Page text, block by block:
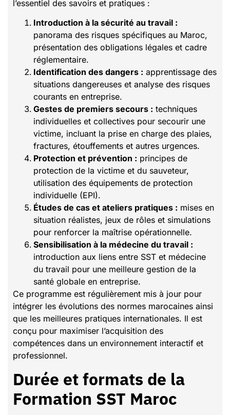
l’essentiel des savoirs et pratiques :
Introduction à la sécurité au travail :
panorama des risques spécifiques au Maroc,
présentation des obligations légales et cadre
réglementaire.
Identification des dangers : apprentissage des
situations dangereuses et analyse des risques
courants en entreprise.
Gestes de premiers secours : techniques
individuelles et collectives pour secourir une
victime, incluant la prise en charge des plaies,
fractures, étouffements et autres urgences.
Protection et prévention : principes de
protection de la victime et du sauveteur,
utilisation des équipements de protection
individuelle (EPI).
Études de cas et ateliers pratiques : mises en
situation réalistes, jeux de rôles et simulations
pour renforcer la maîtrise opérationnelle.
Sensibilisation à la médecine du travail :
introduction aux liens entre SST et médecine
du travail pour une meilleure gestion de la
santé globale en entreprise.
Ce programme est régulièrement mis à jour pour
intégrer les évolutions des normes marocaines ainsi
que les meilleures pratiques internationales. Il est
conçu pour maximiser l’acquisition des
compétences dans un environnement interactif et
professionnel.
Durée et formats de la
Formation SST Maroc